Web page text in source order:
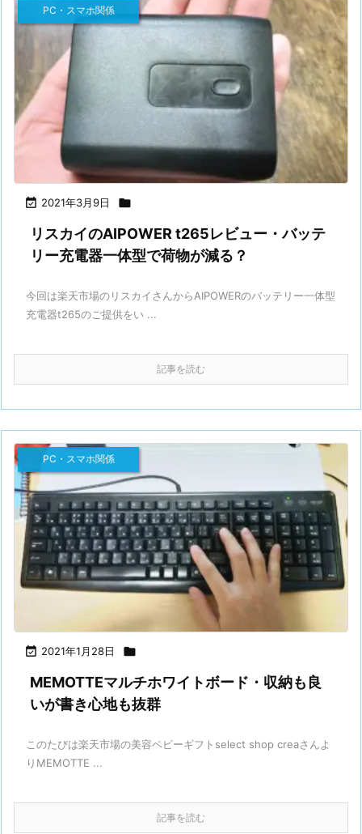
 2021年3月9日 
PC・スマホ関係
リスカイのAIPOWER t265レビュー・バッテ
リー充電器一体型で荷物が減る？
今回は楽天市場のリスカイさんからAIPOWERのバッテリー一体型
充電器t265のご提供をい ...
記事を読む
 2021年1月28日 
PC・スマホ関係
MEMOTTEマルチホワイトボード・収納も良
いが書き心地も抜群
このたびは楽天市場の美容ベビーギフトselect shop creaさんよ
りMEMOTTE ...
記事を読む